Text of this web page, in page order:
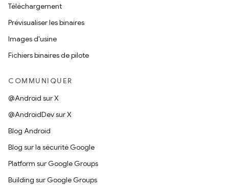
Téléchargement
Prévisualiser les binaires
Images d'usine
Fichiers binaires de pilote
COMMUNIQUER
@Android sur X
@AndroidDev sur X
Blog Android
Blog sur la sécurité Google
Platform sur Google Groups
Building sur Google Groups